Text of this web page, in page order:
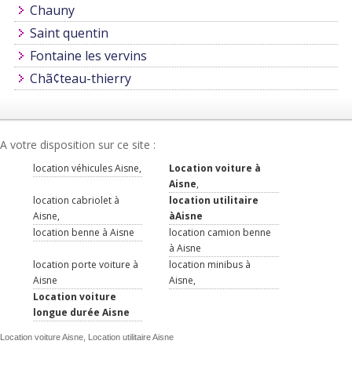
Chauny
Saint quentin
Fontaine les vervins
Chã¢teau-thierry
A votre disposition sur ce site :
location véhicules Aisne,
Location voiture à
Aisne,
location cabriolet à
Aisne,
location utilitaire
àAisne
location benne à Aisne
location camion benne
à Aisne
location porte voiture à
Aisne
location minibus à
Aisne,
Location voiture
longue durée Aisne
Location voiture Aisne, Location utilitaire Aisne